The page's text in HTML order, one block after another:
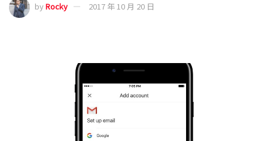
byRocky 2017 年 10 月 20 日